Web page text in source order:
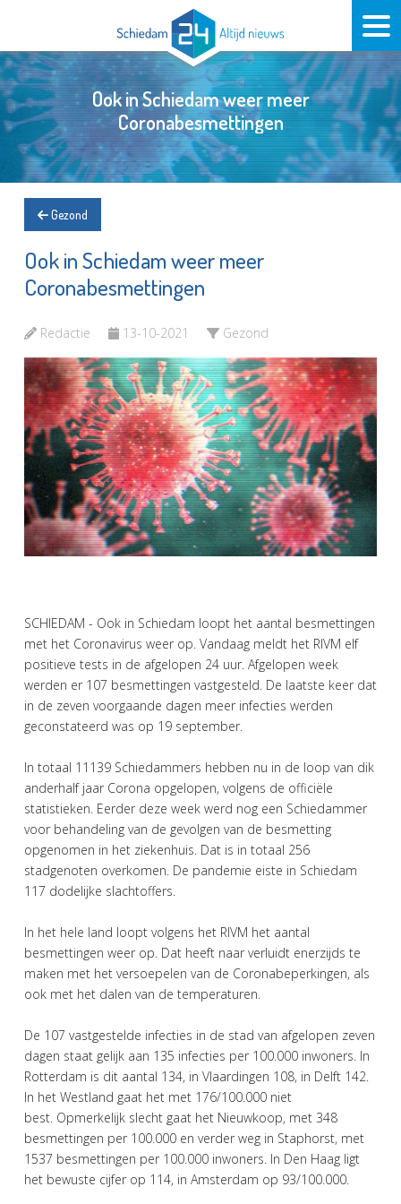
Ook in Schiedam weer meer
Coronabesmettingen
Gezond
Ook in Schiedam weer meer
Coronabesmettingen
Redactie 13-10-2021 Gezond
SCHIEDAM - Ook in Schiedam loopt het aantal besmettingen
met het Coronavirus weer op. Vandaag meldt het RIVM elf
positieve tests in de afgelopen 24 uur. Afgelopen week
werden er 107 besmettingen vastgesteld. De laatste keer dat
in de zeven voorgaande dagen meer infecties werden
geconstateerd was op 19 september.
In totaal 11139 Schiedammers hebben nu in de loop van dik
anderhalf jaar Corona opgelopen, volgens de officiële
statistieken. Eerder deze week werd nog een Schiedammer
voor behandeling van de gevolgen van de besmetting
opgenomen in het ziekenhuis. Dat is in totaal 256
stadgenoten overkomen. De pandemie eiste in Schiedam
117 dodelijke slachtoffers.
In het hele land loopt volgens het RIVM het aantal
besmettingen weer op. Dat heeft naar verluidt enerzijds te
maken met het versoepelen van de Coronabeperkingen, als
ook met het dalen van de temperaturen.
De 107 vastgestelde infecties in de stad van afgelopen zeven
dagen staat gelijk aan 135 infecties per 100.000 inwoners. In
Rotterdam is dit aantal 134, in Vlaardingen 108, in Delft 142.
In het Westland gaat het met 176/100.000 niet
best. Opmerkelijk slecht gaat het Nieuwkoop, met 348
besmettingen per 100.000 en verder weg in Staphorst, met
1537 besmettingen per 100.000 inwoners. In Den Haag ligt
het bewuste cijfer op 114, in Amsterdam op 93/100.000.